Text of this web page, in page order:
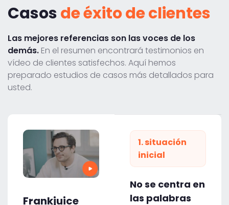
Casosde éxito de clientes
Las mejores referencias son las voces de los
demás. En el resumen encontrará testimonios en
vídeo de clientes satisfechos. Aquí hemos
preparado estudios de casos más detallados para
usted.
Frankjuice
1. situación
inicial
No se centra en
las palabras